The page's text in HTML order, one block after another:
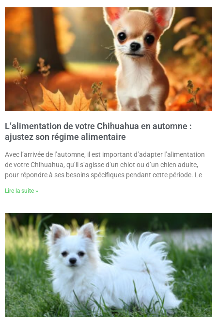
L’alimentation de votre Chihuahua en automne :
ajustez son régime alimentaire
Avec l’arrivée de l’automne, il est important d’adapter l’alimentation
de votre Chihuahua, qu’il s’agisse d’un chiot ou d’un chien adulte,
pour répondre à ses besoins spécifiques pendant cette période. Le
Lire la suite »